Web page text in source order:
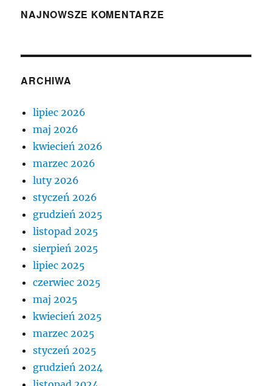
NAJNOWSZE KOMENTARZE
ARCHIWA
lipiec 2026
maj 2026
kwiecień 2026
marzec 2026
luty 2026
styczeń 2026
grudzień 2025
listopad 2025
sierpień 2025
lipiec 2025
czerwiec 2025
maj 2025
kwiecień 2025
marzec 2025
styczeń 2025
grudzień 2024